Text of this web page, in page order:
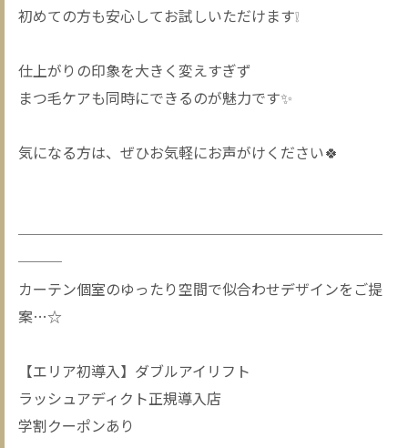
初めての方も安心してお試しいただけます❕
仕上がりの印象を大きく変えすぎず
まつ毛ケアも同時にできるのが魅力です✨
気になる方は、ぜひお気軽にお声がけください🍀
─────────────────────────
───
カーテン個室のゆったり空間で似合わせデザインをご提
案…☆
【エリア初導入】ダブルアイリフト
ラッシュアディクト正規導入店
学割クーポンあり